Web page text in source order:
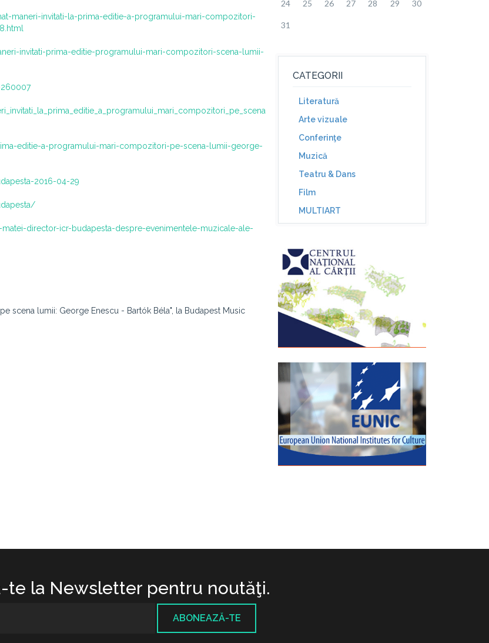
maneri-invitati-la-prima-editie-a-programului-mari-compozitori-
invitati-prima-editie-programului-mari-compozitori-scena-lumii-
editie-a-programului-mari-compozitori-pe-scena-lumii-george-
2016-04-29
director-icr-budapesta-despre-evenimentele-muzicale-ale-
scena lumii: George Enescu - Bartók Béla", la Budapest Music
24 25 26 27 28 29 30
31
CATEGORII
Literatură
Arte vizuale
Conferinţe
Muzică
Teatru & Dans
Film
MULTIART
te la Newsletter pentru noutăţi.
ABONEAZĂ-TE